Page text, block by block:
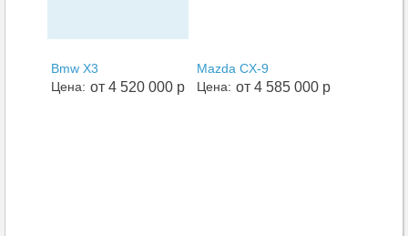
Bmw X3
от 4 520 000 р
Цена:
Mazda CX-9
от 4 585 000 р
Цена: